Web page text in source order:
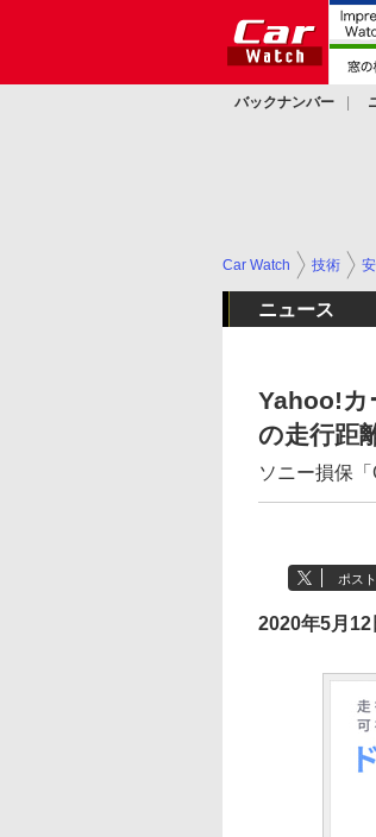
バックナンバー
Car Watch 技術
ニュース
Yahoo!カ
の走行距
ソニー損保
ポスト
2020年5月12